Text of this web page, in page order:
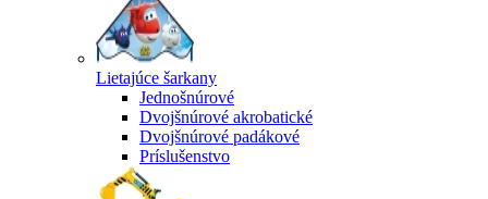
Lietajúce šarkany
Jednošnúrové
Dvojšnúrové akrobatické
Dvojšnúrové padákové
Príslušenstvo